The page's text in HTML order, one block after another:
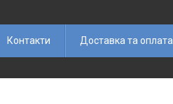
Контакти Доставка та оплата